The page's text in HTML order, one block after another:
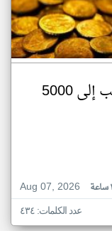
UBS يتوقع ارتفاع الذهب إلى 5000
Aug 07, 2026
عدد الكلمات: ٤٣٤